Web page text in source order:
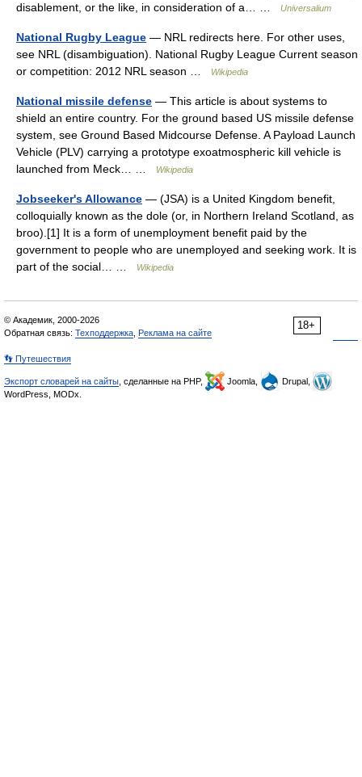
disablement, or the like, in consideration of a… …
Universalium
National Rugby League — NRL redirects here. For other uses,
see NRL (disambiguation). National Rugby League Current season
or competition: 2012 NRL season …
Wikipedia
National missile defense — This article is about systems to
shield an entire country. For the ground based US missile defense
system, see Ground Based Midcourse Defense. A Payload Launch
Vehicle (PLV) carrying a prototype exoatmospheric kill vehicle is
launched from Meck… …
Wikipedia
Jobseeker's Allowance — (JSA) is a United Kingdom benefit,
colloquially known as the dole (or, in Northern Ireland Scotland, as
broo).[1] It is a form of unemployment benefit paid by the
government to people who are unemployed and seeking work. It is
part of the social… …
Wikipedia
18+
© Академик, 2000-2026
Обратная связь: Техподдержка Реклама на сайте
👣 Путешествия
Экспорт словарей на сайты , сделанные на PHP, Joomla,
Drupal,
WordPress, MODx.